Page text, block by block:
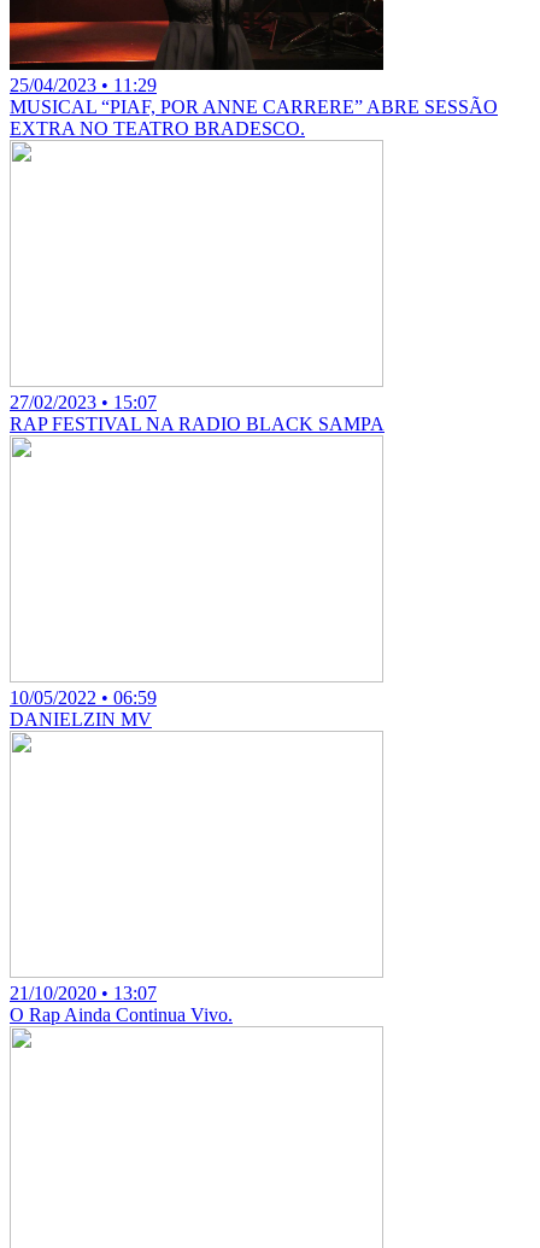
25/04/2023 • 11:29
MUSICAL “PIAF, POR ANNE CARRERE” ABRE SESSÃO
EXTRA NO TEATRO BRADESCO.
27/02/2023 • 15:07
RAP FESTIVAL NA RADIO BLACK SAMPA
10/05/2022 • 06:59
DANIELZIN MV
21/10/2020 • 13:07
O Rap Ainda Continua Vivo.